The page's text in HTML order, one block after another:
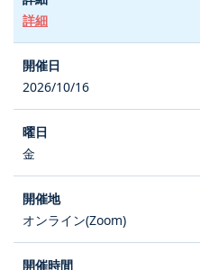
詳細
2026/10/16
金
オンライン(Zoom)